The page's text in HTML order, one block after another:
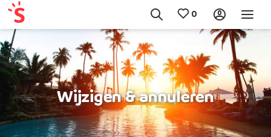
Wijzigen & annuleren